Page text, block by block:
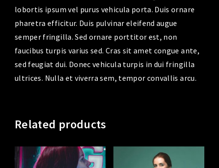
lobortis ipsum vel purus vehicula porta. Duis ornare
pharetra efficitur. Duis pulvinar eleifend augue
semper fringilla. Sed ornare porttitor est, non
faucibus turpis varius sed. Cras sit amet congue ante,
sed feugiat dui. Donec vehicula turpis in dui fringilla
ultrices. Nulla et viverra sem, tempor convallis arcu.
Related products